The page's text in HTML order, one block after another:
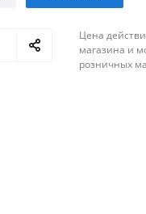
Цена
магазина и
розничных